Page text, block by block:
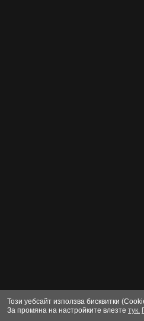
Този уебсайт използва бисквитки
За промяна на настройките влезте тук.